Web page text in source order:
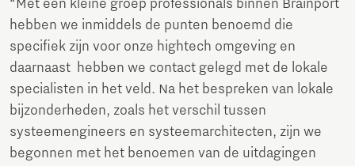
“Met een kleine groep professionals binnen Brainport
hebben we inmiddels de punten benoemd die
specifiek zijn voor onze hightech omgeving en
daarnaast hebben we contact gelegd met de lokale
specialisten in het veld. Na het bespreken van lokale
bijzonderheden, zoals het verschil tussen
systeemengineers en systeemarchitecten, zijn we
begonnen met het benoemen van de uitdagingen